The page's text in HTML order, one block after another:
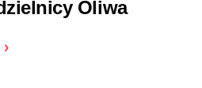
Oliwa